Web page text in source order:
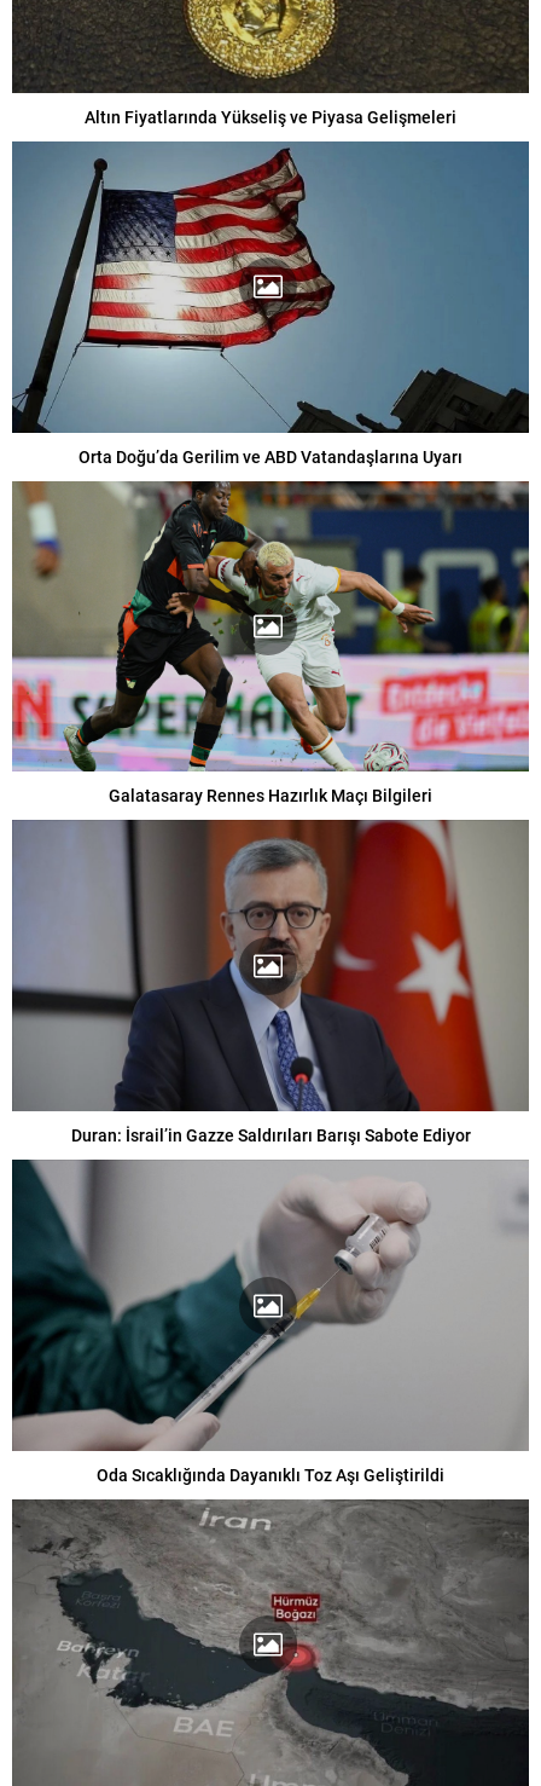
Altın Fiyatlarında Yükseliş ve Piyasa Gelişmeleri
Orta Doğu’da Gerilim ve ABD Vatandaşlarına Uyarı
Galatasaray Rennes Hazırlık Maçı Bilgileri
Duran: İsrail’in Gazze Saldırıları Barışı Sabote Ediyor
Oda Sıcaklığında Dayanıklı Toz Aşı Geliştirildi